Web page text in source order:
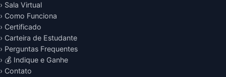
› Sala Virtual
› Como Funciona
› Certificado
› Carteira de Estudante
› Perguntas Frequentes
› 💰 Indique e Ganhe
› Contato